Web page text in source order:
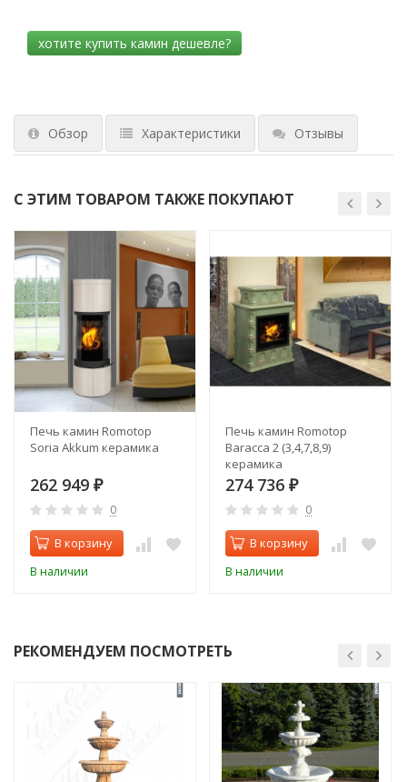
Обзор Характеристики Отзывы
С ЭТИМ ТОВАРОМ ТАКЖЕ ПОКУПАЮТ
Печь камин Romotop
Soria Akkum керамика
262 949 ₽
0
В корзину
В наличии
Печь камин Romotop
Baracca 2 (3,4,7,8,9)
керамика
274 736 ₽
0
В корзину
В наличии
РЕКОМЕНДУЕМ ПОСМОТРЕТЬ